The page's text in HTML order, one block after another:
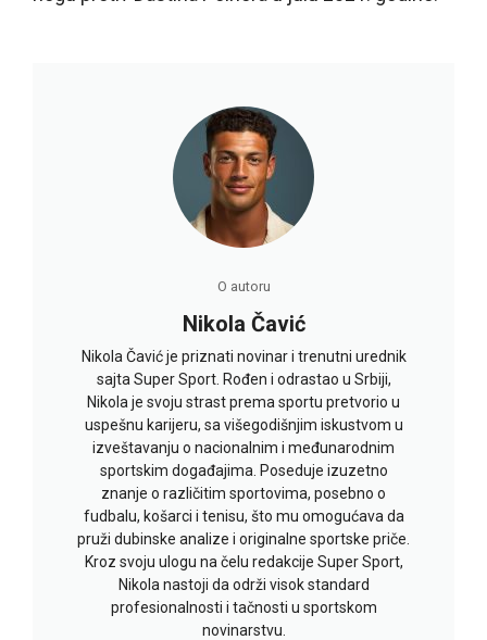
O autoru
Nikola Čavić
Nikola Čavić je priznati novinar i trenutni urednik
sajta Super Sport. Rođen i odrastao u Srbiji,
Nikola je svoju strast prema sportu pretvorio u
uspešnu karijeru, sa višegodišnjim iskustvom u
izveštavanju o nacionalnim i međunarodnim
sportskim događajima. Poseduje izuzetno
znanje o različitim sportovima, posebno o
fudbalu, košarci i tenisu, što mu omogućava da
pruži dubinske analize i originalne sportske priče.
Kroz svoju ulogu na čelu redakcije Super Sport,
Nikola nastoji da održi visok standard
profesionalnosti i tačnosti u sportskom
novinarstvu.